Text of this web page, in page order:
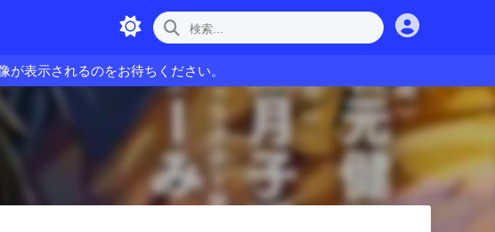
表示されるのをお待ちください。